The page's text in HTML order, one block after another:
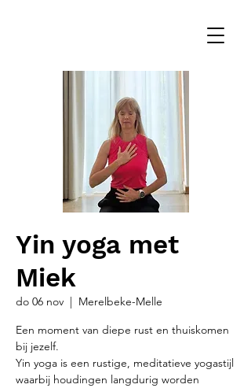
Yin yoga met
Miek
do 06 nov
  |
Merelbeke-Melle
Een moment van diepe rust en thuiskomen
bij jezelf.
Yin yoga is een rustige, meditatieve yogastijl
waarbij houdingen langdurig worden